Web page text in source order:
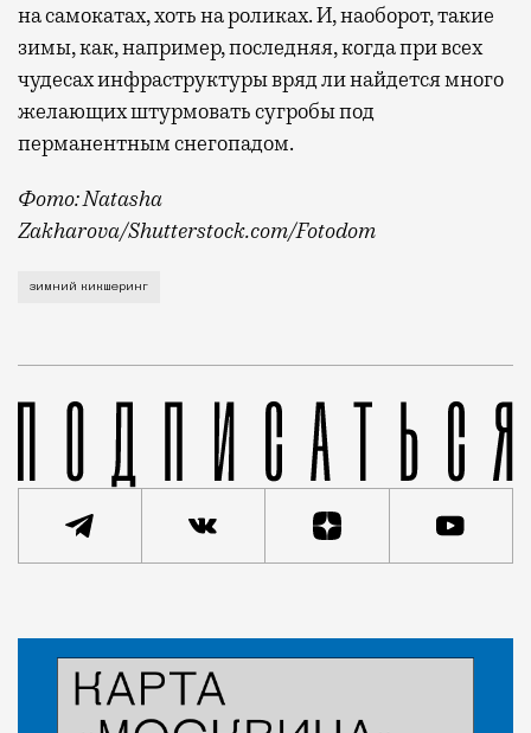
на самокатах, хоть на роликах. И, наоборот, такие
зимы, как, например, последняя, когда при всех
чудесах инфраструктуры вряд ли найдется много
желающих штурмовать сугробы под
перманентным снегопадом.
Фото: Natasha
Zakharova/Shutterstock.com/Fotodom
Об этом рассказал на Международном
зимний кикшеринг
Город